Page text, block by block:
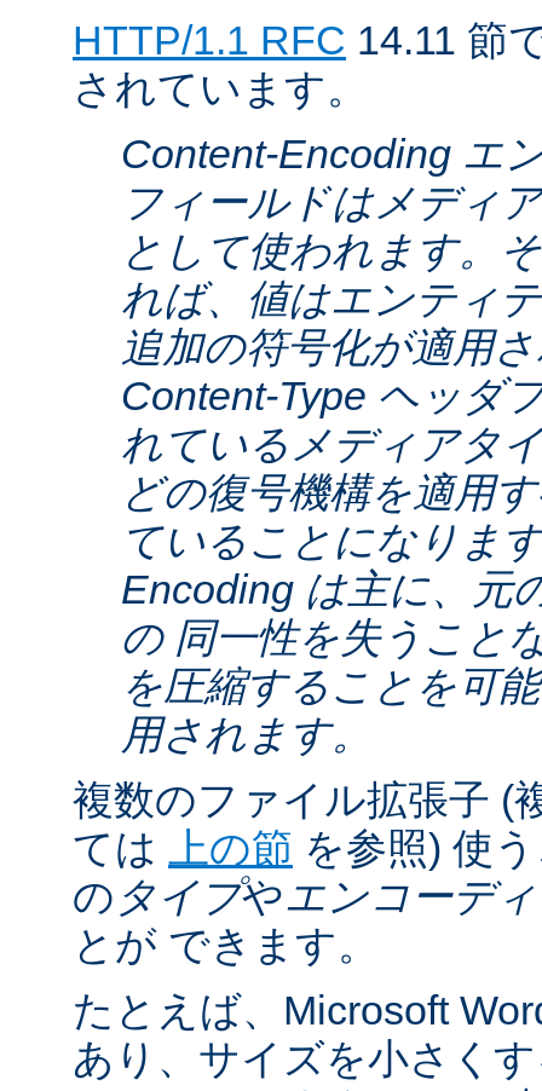
HTTP/1.1 RFC 14.11 節
されています。
Content-Encoding エ
フィールドはメディ
として使われます。
れば、値はエンティ
追加の符号化が適用
Content-Type ヘッダ
れているメディアタ
どの復号機構を適用
ていることになりま
Encoding は主に、元
の 同一性を失うこと
を圧縮することを可
用されます。
複数のファイル拡張子 (
ては
上の節 を参照) 使
の タイプやエンコーデ
とが できます。
たとえば、Microsoft
あり、サイズを小さく